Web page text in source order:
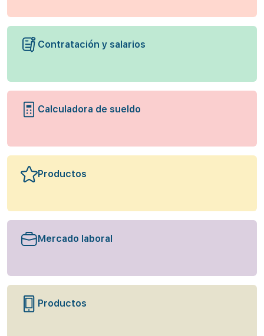
Contratación y salarios
Calculadora de sueldo
Productos
Mercado laboral
Productos